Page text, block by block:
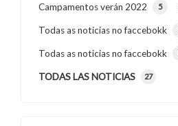
TODAS LAS NOTICIAS 27
Campamentos verán 2022 5
Todas as noticias no faccebokk
Todas as noticias no faccebokk